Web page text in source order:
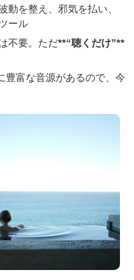
動を整え、邪気を払い、
ール
不要。ただ**“聴くだけ”**
豊富な音源があるので、今